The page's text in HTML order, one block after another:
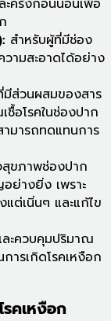
ครั้งก่อนนอนเพื่อ
สำหรับผู้ที่มีช่อง
ามสะอาดได้อย่าง
มีส่วนผสมของสาร
ชื้อโรคในช่องปาก
มารถทดแทนการ
สุขภาพช่องปาก
ย่างยิ่ง เพราะ
ต่เนิ่นๆ และแก้ไข
ะควบคุมปริมาณ
ารเกิดโรคเหงือก
คเหงือก